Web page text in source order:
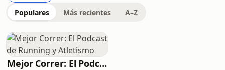
Populares Más recientes A–Z
Mejor Correr: El Podcast de Running y Atletismo